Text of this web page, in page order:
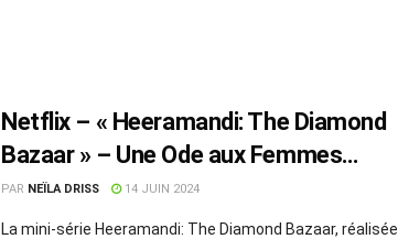
Netflix – « Heeramandi: The Diamond
Bazaar » – Une Ode aux Femmes
dans l’Inde d’Autrefois
PAR NEÏLA DRISS 14 JUIN 2024
La mini-série Heeramandi: The Diamond Bazaar, réalisée